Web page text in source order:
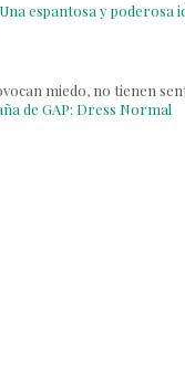
Una espantosa y poderosa
miedo, no tienen
de GAP: Dress Normal